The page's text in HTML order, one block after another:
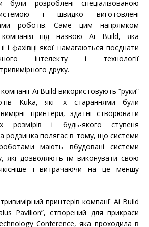
були розроблені спеціалізованою
і швидко виготовлені
роботів. Саме цим напрямком
під назвою Ai Build, яка
і фахівці якої намагаються поєднати
інтелекту і технології
друку.
Ai Build використовують “руки”
Kuka, які їх стараннями були
принтери, здатні створювати
розмірів і будь-якого ступеня
родзинка полягає в тому, що системи
мають вбудовані системи
які дозволяють їм виконувати свою
і витрачаючи на це меншу
принтерів компанії Ai Build
Pavilion”, створений для прикраси
Conference, яка проходила в